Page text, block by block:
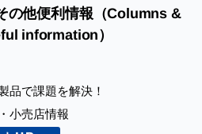
の他便利情報（Columns &
information）
品で課題を解決！
小売店情報